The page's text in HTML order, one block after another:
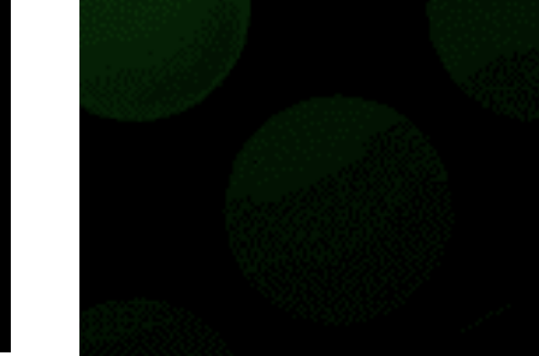
previamente (con más títulos en camino a
ser compatibles con la función Transmite tu
Propios Juegos). Pueden leer más...